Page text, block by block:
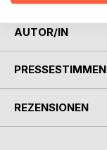
AUTOR/IN
PRESSESTIMMEN
REZENSIONEN